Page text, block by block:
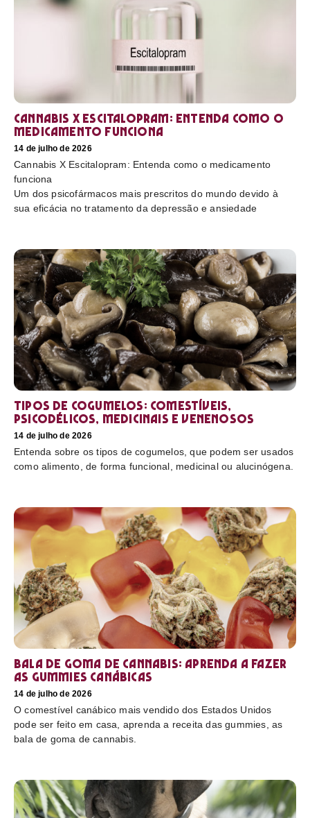
Cannabis X Escitalopram: Entenda como o
medicamento funciona
14 de julho de 2026
Cannabis X Escitalopram: Entenda como o medicamento
funciona
Um dos psicofármacos mais prescritos do mundo devido à
sua eficácia no tratamento da depressão e ansiedade
Tipos de cogumelos: comestíveis,
psicodélicos, medicinais e venenosos
14 de julho de 2026
Entenda sobre os tipos de cogumelos, que podem ser usados
como alimento, de forma funcional, medicinal ou alucinógena.
Bala de goma de cannabis: aprenda a fazer
as gummies canábicas
14 de julho de 2026
O comestível canábico mais vendido dos Estados Unidos
pode ser feito em casa, aprenda a receita das gummies, as
bala de goma de cannabis.